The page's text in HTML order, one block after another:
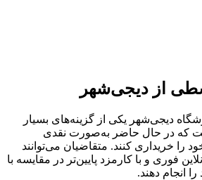
از دیجی‌شهر
دیجی‌شهر یکی از گزینه‌های بسیار
که در حال حاضر به‌صورت نقدی
را خریداری کنند. متقاضیان می‌توانند
فوری و با کارمزد پایین‌تر در مقایسه با
انجام دهند.